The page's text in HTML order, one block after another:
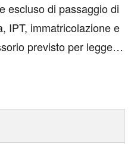
escluso di passaggio di
IPT, immatricolazione e
previsto per legge o
Gli accessori di